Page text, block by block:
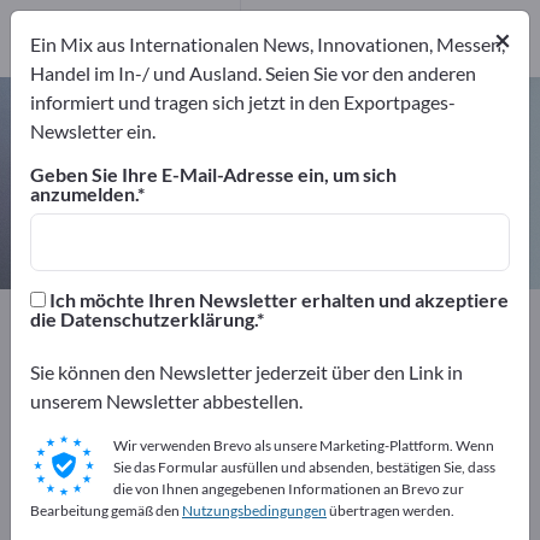
Erdbebensensoren – Hersteller
Anbieter Hersteller
1
1
Exportpages Messtechnik & Optik
Sensortechnik
Kostenlos inserieren auf
Exportpages!
Bedarfe – Angebote – Gebrauchtwaren –
Geschäftskontakte>> hier starten
×
Ein Mix aus Internationalen News, Innovationen, Messen,
Handel im In-/ und Ausland. Seien Sie vor den anderen
informiert und tragen sich jetzt in den Exportpages-
Newsletter ein.
Geben Sie Ihre E-Mail-Adresse ein, um sich
anzumelden.
Ich möchte Ihren Newsletter erhalten und akzeptiere
die Datenschutzerklärung.
Sie können den Newsletter jederzeit über den Link in
unserem Newsletter abbestellen.
Wir verwenden Brevo als unsere Marketing-Plattform. Wenn
Sie das Formular ausfüllen und absenden, bestätigen Sie, dass
die von Ihnen angegebenen Informationen an Brevo zur
Bearbeitung gemäß den Nutzungsbedingungen übertragen werden.